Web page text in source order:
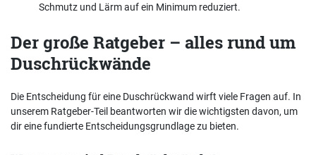
Schmutz und Lärm auf ein Minimum reduziert.
Der große Ratgeber – alles rund um
Duschrückwände
Die Entscheidung für eine Duschrückwand wirft viele Fragen auf. In
unserem Ratgeber-Teil beantworten wir die wichtigsten davon, um
dir eine fundierte Entscheidungsgrundlage zu bieten.